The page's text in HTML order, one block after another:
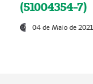
(51004354-7)
04 de Maio de 2021